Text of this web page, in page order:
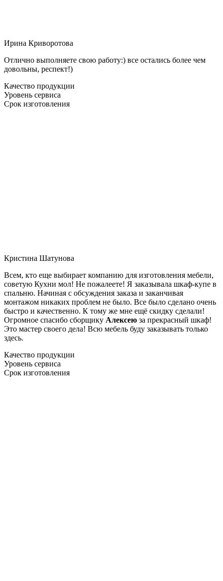
Ирина Криворотова
Отлично выполняете свою работу:) все остались более чем
довольны, респект!)
Качество продукции
Уровень сервиса
Срок изготовления
Кристина Шатунова
Всем, кто еще выбирает компанию для изготовления мебели,
советую Кухни мол! Не пожалеете! Я заказывала шкаф-купе в
спальню. Начиная с обсуждения заказа и заканчивая
монтажом никаких проблем не было. Все было сделано очень
быстро и качественно. К тому же мне ещё скидку сделали!
Огромное спасибо сборщику Алексею за прекрасный шкаф!
Это мастер своего дела! Всю мебель буду заказывать только
здесь.
Качество продукции
Уровень сервиса
Срок изготовления